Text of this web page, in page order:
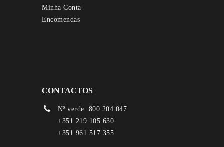
Minha Conta
Encomendas
CONTACTOS
Nº verde: 800 204 047
+351 219 105 630
+351 961 517 355